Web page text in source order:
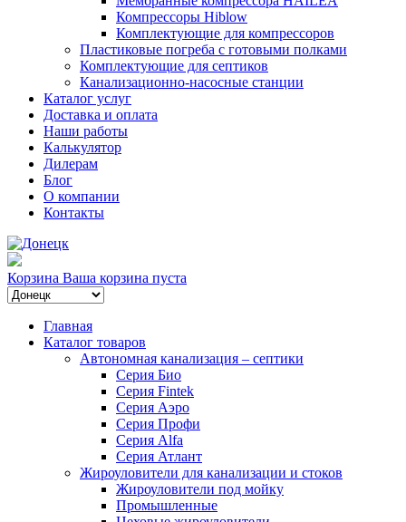
Компрессоры Hiblow
Комплектующие для компрессоров
Пластиковые погреба с готовыми полками
Комплектующие для септиков
Канализационно-насосные станции
Каталог услуг
Доставка и оплата
Наши работы
Калькулятор
Дилерам
Блог
О компании
Контакты
Корзина Ваша корзина пуста
Главная
Каталог товаров
Автономная канализация – септики
Серия Био
Серия Fintek
Серия Аэро
Серия Профи
Серия Alfa
Серия Атлант
Жироуловители для канализации и стоков
Жироуловители под мойку
Промышленные